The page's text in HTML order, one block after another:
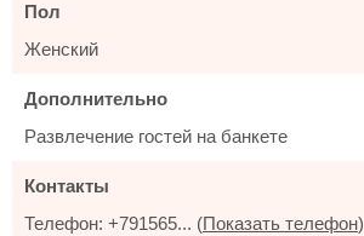
Пол
Женский
Дополнительно
Развлечение гостей на банкете
Контакты
Телефон: +791565... (Показать телефон)